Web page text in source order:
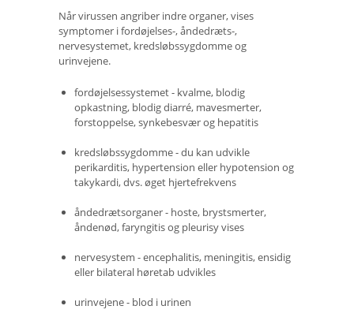
Når virussen angriber indre organer, vises
symptomer i fordøjelses-, åndedræts-,
nervesystemet, kredsløbssygdomme og
urinvejene.
fordøjelsessystemet - kvalme, blodig
opkastning, blodig diarré, mavesmerter,
forstoppelse, synkebesvær og hepatitis
kredsløbssygdomme - du kan udvikle
perikarditis, hypertension eller hypotension og
takykardi, dvs. øget hjertefrekvens
åndedrætsorganer - hoste, brystsmerter,
åndenød, faryngitis og pleurisy vises
nervesystem - encephalitis, meningitis, ensidig
eller bilateral høretab udvikles
urinvejene - blod i urinen